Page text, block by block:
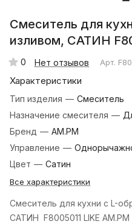
Смеситель для
изливом, САТИН
0 Нет отзывов Арт.
Характеристики
Тип изделия — Смеситель
Назначение смесителя —
Бренд — AM.PM
Управление —
Цвет — Сатин
Все характеристики
Смеситель для кухни с L-
САТИН F8005011 LIKE АМ.РМ